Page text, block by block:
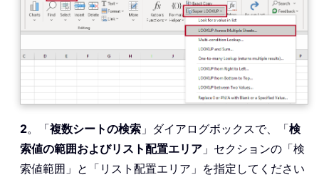
2。「複数シートの検索 」ダイアログボックスで、「検
索値の範囲およびリスト配置エリア 」セクションの「検
索値範囲」と「リスト配置エリア」を指定してください